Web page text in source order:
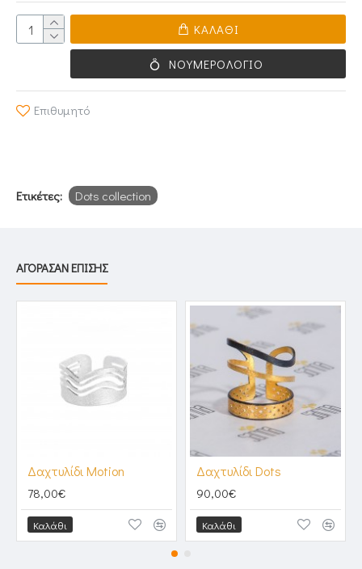
ΚΑΛΆΘΙ
ΝΟΥΜΕΡΟΛΌΓΙΟ
Επιθυμητό
Ετικέτες: Dots collection
ΑΓΟΡΑΣΑΝ ΕΠΙΣΗΣ
Δαχτυλίδι Motion
78,00€
Καλάθι
Δαχτυλίδι Dots
90,00€
Καλάθι